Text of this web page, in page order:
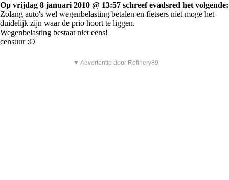
Op vrijdag 8 januari 2010 @ 13:57 schreef evadsred het volgende:
Zolang auto's wel wegenbelasting betalen en fietsers niet moge het
duidelijk zijn waar de prio hoort te liggen.
Wegenbelasting bestaat niet eens!
censuur :O
▼ Advertentie door Refinery89